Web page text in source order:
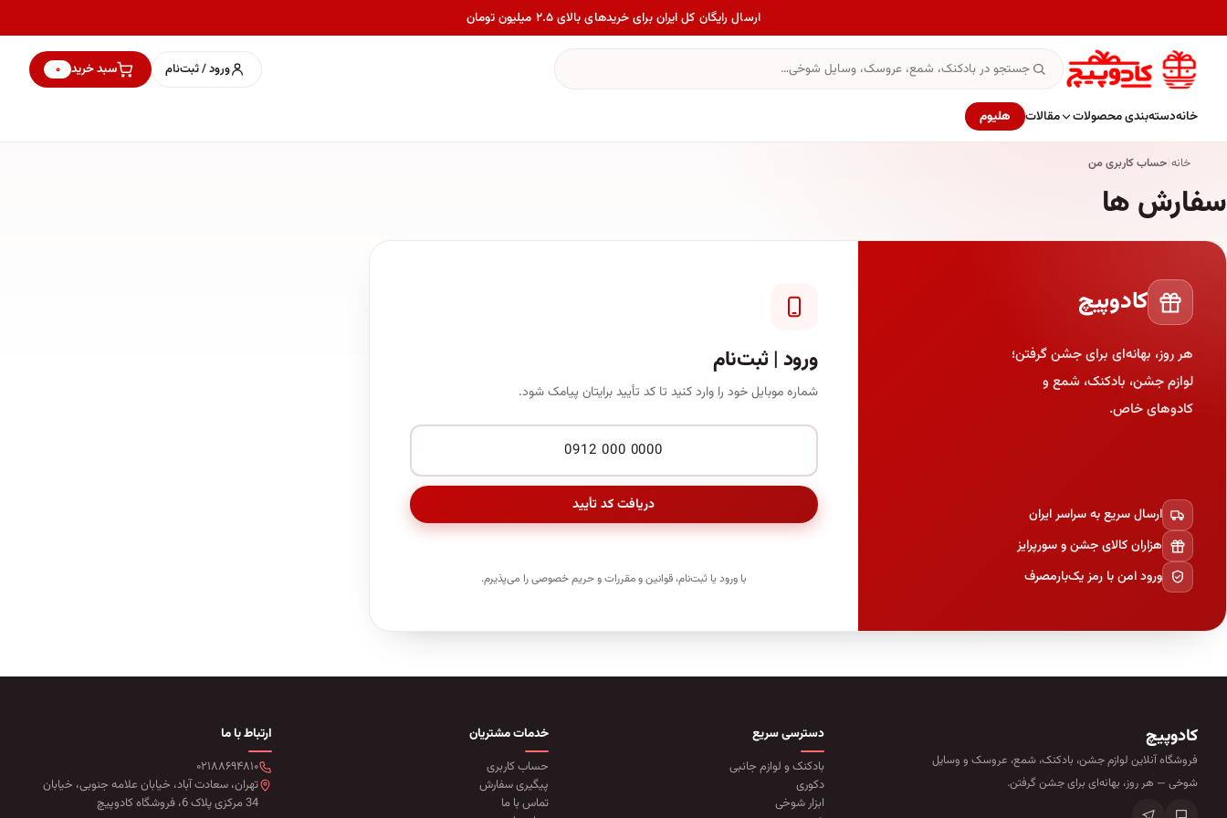
ارسال رایگان کل ایران برای خریدهای بالای ۲.۵ میلیون تومان
ورود / ثبت‌نام سبد خرید ۰
خانهدسته‌بندی محصولات مقالات هلیوم
خانه حساب کاربری من
سفارش ها
کادوپیچ
هر روز، بهانه‌ای برای جشن گرفتن؛
لوازم جشن، بادکنک، شمع و
کادوهای خاص.
ارسال سریع به سراسر ایران
هزاران کالای جشن و سورپرایز
ورود امن با رمز یک‌بارمصرف
ورود | ثبت‌نام
شماره موبایل خود را وارد کنید تا کد تأیید برایتان پیامک شود.
دریافت کد تأیید
با ورود یا ثبت‌نام، قوانین و مقررات و حریم خصوصی را می‌پذیرم.
کادوپیچ
فروشگاه آنلاین لوازم جشن، بادکنک، شمع، عروسک و وسایل
شوخی — هر روز، بهانه‌ای برای جشن گرفتن.
دسترسی سریع
بادکنک و لوازم جانبی
دکوری
ابزار شوخی
خدمات مشتریان
حساب کاربری
پیگیری سفارش
تماس با ما
ارتباط با ما
۰۲۱۸۸۶۹۴۸۱۰
تهران، سعادت آباد، خیابان علامه جنوبی، خیابان
34 مرکزی پلاک 6، فروشگاه کادوپیچ